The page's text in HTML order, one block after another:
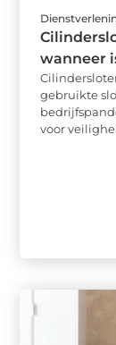
wanneer
gebruikte
voor